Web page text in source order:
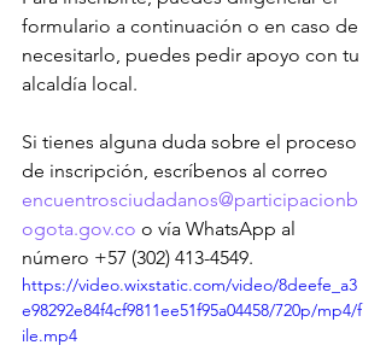
formulario a continuación o en caso de
necesitarlo, puedes pedir apoyo con tu
alcaldía local.
Si tienes alguna duda sobre el proceso
de inscripción, escríbenos al correo
encuentrosciudadanos@participacionb
ogota.gov.co o vía WhatsApp al
número +57 (302) 413-4549.
https://video.wixstatic.com/video/8deefe_a3
e98292e84f4cf9811ee51f95a04458/720p/mp4/f
ile.mp4